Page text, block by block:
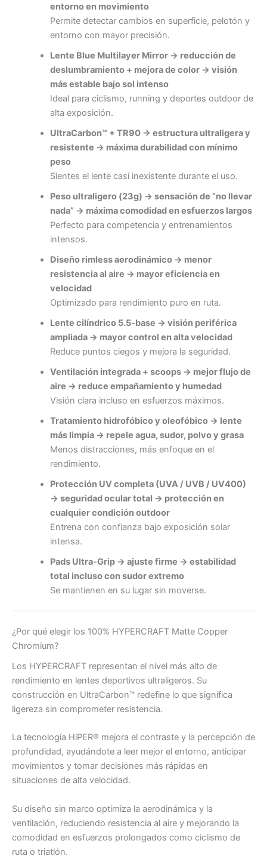
entorno en movimiento
Permite detectar cambios en superficie, pelotón y
entorno con mayor precisión.
Lente Blue Multilayer Mirror → reducción de
deslumbramiento + mejora de color → visión
más estable bajo sol intenso
Ideal para ciclismo, running y deportes outdoor de
alta exposición.
UltraCarbon™ + TR90 → estructura ultraligera y
resistente → máxima durabilidad con mínimo
peso
Sientes el lente casi inexistente durante el uso.
Peso ultraligero (23g) → sensación de “no llevar
nada” → máxima comodidad en esfuerzos largos
Perfecto para competencia y entrenamientos
intensos.
Diseño rimless aerodinámico → menor
resistencia al aire → mayor eficiencia en
velocidad
Optimizado para rendimiento puro en ruta.
Lente cilíndrico 5.5-base → visión periférica
ampliada → mayor control en alta velocidad
Reduce puntos ciegos y mejora la seguridad.
Ventilación integrada + scoops → mejor flujo de
aire → reduce empañamiento y humedad
Visión clara incluso en esfuerzos máximos.
Tratamiento hidrofóbico y oleofóbico → lente
más limpia → repele agua, sudor, polvo y grasa
Menos distracciones, más enfoque en el
rendimiento.
Protección UV completa (UVA / UVB / UV400)
→ seguridad ocular total → protección en
cualquier condición outdoor
Entrena con confianza bajo exposición solar
intensa.
Pads Ultra-Grip → ajuste firme → estabilidad
total incluso con sudor extremo
Se mantienen en su lugar sin moverse.
¿Por qué elegir los 100% HYPERCRAFT Matte Copper
Chromium?
Los HYPERCRAFT representan el nivel más alto de
rendimiento en lentes deportivos ultraligeros. Su
construcción en UltraCarbon™ redefine lo que significa
ligereza sin comprometer resistencia.
La tecnología HiPER® mejora el contraste y la percepción de
profundidad, ayudándote a leer mejor el entorno, anticipar
movimientos y tomar decisiones más rápidas en
situaciones de alta velocidad.
Su diseño sin marco optimiza la aerodinámica y la
ventilación, reduciendo resistencia al aire y mejorando la
comodidad en esfuerzos prolongados como ciclismo de
ruta o triatlón.